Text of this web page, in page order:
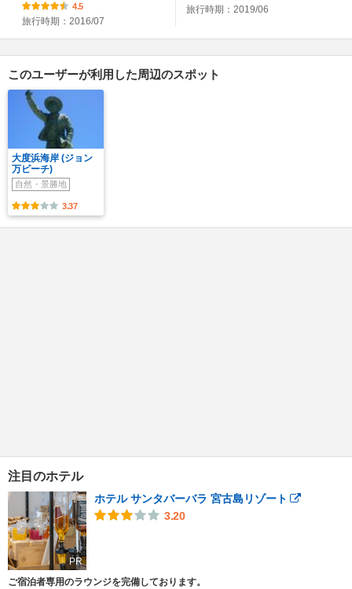
4.5
旅行時期：2016/07
旅行時期：2019/06
このユーザーが利用した周辺のスポット
大度浜海岸 (ジョン
万ビーチ)
自然・景勝地
3.37
注目のホテル
PR
ホテル サンタバーバラ 宮古島リゾート
3.20
ご宿泊者専用のラウンジを完備しております。